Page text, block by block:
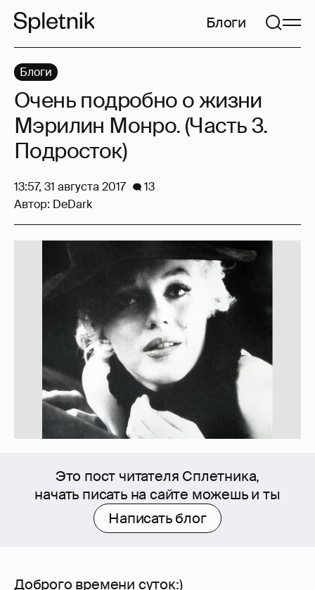
Блоги
Это пост читателя Сплетника,
начать писать на сайте можешь и ты
Написать блог
Доброго времени суток:)
Блоги
Очень подробно о жизни
Мэрилин Монро. (Часть 3.
Подросток)
13:57, 31 августа 2017
13
Автор: DeDark